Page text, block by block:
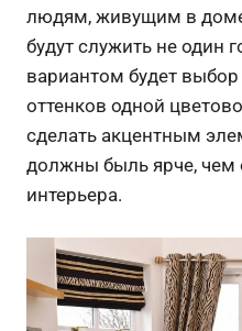
людям, живущим в
будут служить не один
вариантом будет
оттенков одной
сделать акцентным
должны быль ярче, чем
интерьера.